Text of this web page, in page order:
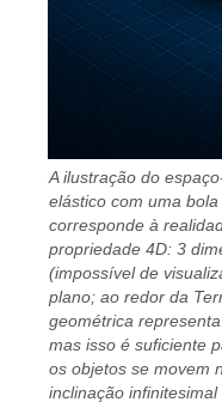
A ilustração do
elástico com uma
corresponde à
propriedade 4D: 3
(impossível de
plano; ao redor da
geométrica
mas isso é suficiente
os objetos se movem
inclinação